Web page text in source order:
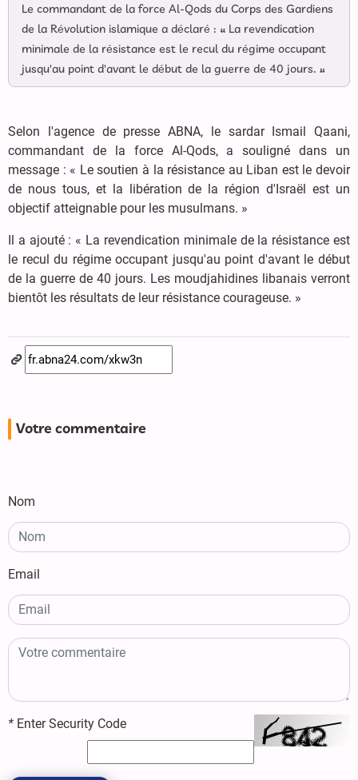
Le commandant de la force Al-Qods du Corps des Gardiens
de la Révolution islamique a déclaré : « La revendication
minimale de la résistance est le recul du régime occupant
jusqu'au point d'avant le début de la guerre de 40 jours. »
Selon l'agence de presse ABNA, le sardar Ismail Qaani,
commandant de la force Al-Qods, a souligné dans un
message : « Le soutien à la résistance au Liban est le devoir
de nous tous, et la libération de la région d'Israël est un
objectif atteignable pour les musulmans. »
Il a ajouté : « La revendication minimale de la résistance est
le recul du régime occupant jusqu'au point d'avant le début
de la guerre de 40 jours. Les moudjahidines libanais verront
bientôt les résultats de leur résistance courageuse. »
Votre commentaire
Nom
Email
* Enter Security Code